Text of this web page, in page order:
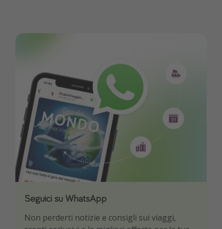
Seguici su WhatsApp
Non perderti notizie e consigli sui viaggi,
Scarica la nostra App
Sii il primo a conoscere le migliori offerte di